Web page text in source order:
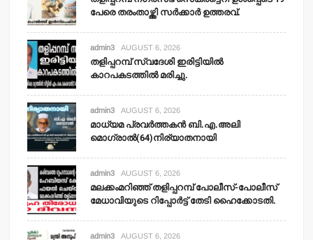
പേരെ തരംതാഴ്ത്തി സര്‍ക്കാര്‍ ഉത്തരവ്.
admin3 AUGUST 6, 2026
തളിപ്പറമ്പ് സ്വദേശി ഇരിട്ടിയില്‍
കാറപകടത്തില്‍ മരിച്ചു.
admin3 AUGUST 6, 2026
മാധ്യമ പ്രവര്‍ത്തകന്‍ ബി.എ.അലി
മൊഗ്രാല്‍(64)നിര്യാതനായി
admin3 AUGUST 6, 2026
മലക്കംമറിഞ്ഞ് തളിപ്പറമ്പ് പോലീസ്-പോലീസ്
മേധാവിയുടെ റിപ്പോര്‍ട്ട് തേടി ഹൈക്കോടതി.
admin3 AUGUST 6, 2026